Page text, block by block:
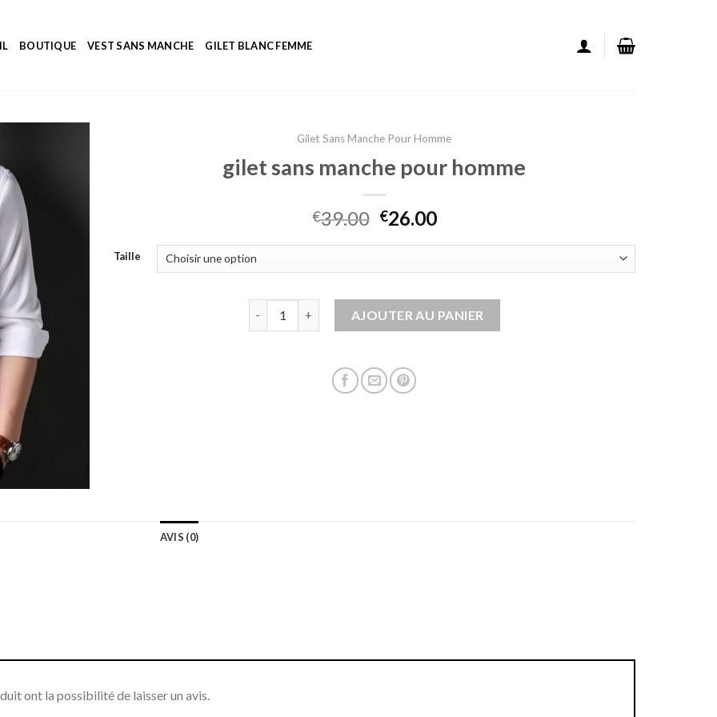
BOUTIQUE VEST SANS MANCHE GILET BLANC FEMME
Gilet Sans Manche Pour Homme
gilet sans manche pour homme
€39.00 €26.00
Taille
AJOUTER AU PANIER
AVIS (0)
ont la possibilité de laisser un avis.